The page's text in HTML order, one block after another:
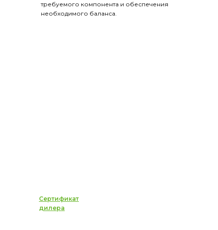
требуемого компонента и обеспечения
необходимого баланса.
Сертификат
дилера